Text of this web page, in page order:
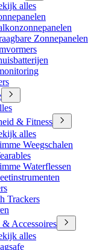
alles
Zonnepanelen
& Fitness
alles
Weegschalen
Waterflessen
Trackers
Accessoires
alles